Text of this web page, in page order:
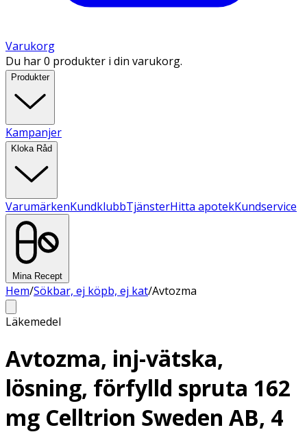
Varukorg
Du har 0 produkter i din varukorg.
Produkter
Kampanjer
Kloka Råd
VarumärkenKundklubbTjänsterHitta apotekKundservice
Mina Recept
Hem/Sökbar, ej köpb, ej kat/Avtozma
Läkemedel
Avtozma, inj-vätska,
lösning, förfylld spruta 162
mg Celltrion Sweden AB, 4